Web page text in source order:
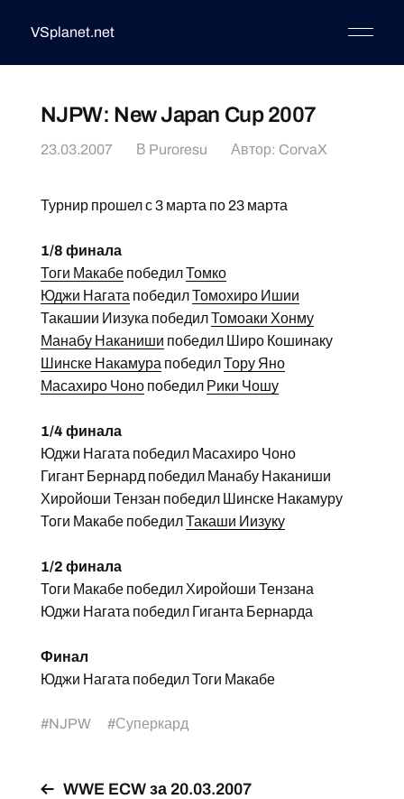
VSplanet.net
NJPW: New Japan Cup 2007
23.03.2007 В Puroresu Автор: CorvaX
Турнир прошел с 3 марта по 23 марта
1/8 финала
Тоги МакабепобедилТомко
Юджи Нагата победилТомохиро Ишии
Такашии Иизука победилТомоаки Хонму
Манабу Наканиши победил Широ Кошинаку
Шинске Накамура победилТору Яно
Масахиро Чонопобедил Рики Чошу
1/4 финала
Юджи Нагата победил Масахиро Чоно
Гигант Бернард победил Манабу Наканиши
Хиройоши Тензан победил Шинске Накамуру
Тоги Макабе победилТакаши Иизуку
1/2 финала
Тоги Макабе победил Хиройоши Тензана
Юджи Нагата победил Гиганта Бернарда
Финал
Юджи Нагата победил Тоги Макабе
#NJPW #Суперкард
WWE ECW за 20.03.2007